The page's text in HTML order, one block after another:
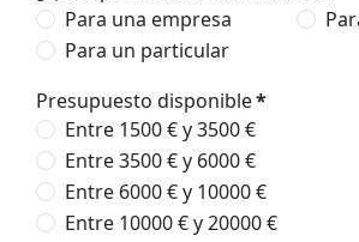
Para una empresa
Para un particular
Presupuesto disponible*
Entre 1500 € y 3500 €
Entre 3500 € y 6000 €
Entre 6000 € y 10000 €
Entre 10000 € y 20000 €